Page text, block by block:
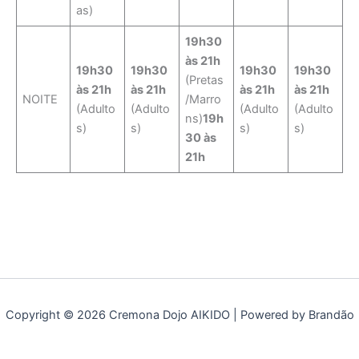
as)
NOITE
19h30
às 21h
(Adulto
s)
19h30
às 21h
(Adulto
s)
19h30
às 21h
(Pretas
/Marro
ns)19h
30 às
21h
19h30
às 21h
(Adulto
s)
19h30
às 21h
(Adulto
s)
Copyright © 2026 Cremona Dojo AIKIDO | Powered by Brandão